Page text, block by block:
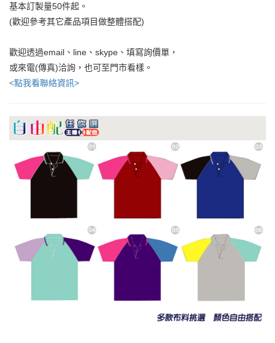
基本訂製量50件起。
(歡迎參考其它產品項目做整體搭配)
歡迎透過email、line、skype、填寫詢價單，
或來電(傳真)洽詢，也可至門市看樣。
<點我看聯絡資訊>